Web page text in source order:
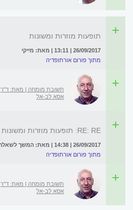
תופעות מוזרות ומשונות
26/09/2017 | 13:11 | מאת: מייקי
מתוך פורום אורתופדיה
תשובת מומחה | מאת: ד"ר
אסא לב-אל
RE: RE: תופעות מוזרות ומשונות
26/09/2017 | 14:38 | מאת: המשך לשאלה
מתוך פורום אורתופדיה
תשובת מומחה | מאת: ד"ר
אסא לב-אל